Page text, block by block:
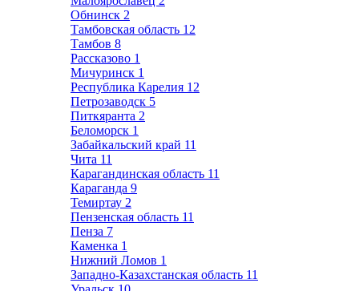
Обнинск 2
Тамбовская область 12
Тамбов 8
Рассказово 1
Мичуринск 1
Республика Карелия 12
Петрозаводск 5
Питкяранта 2
Беломорск 1
Забайкальский край 11
Чита 11
Карагандинская область 11
Караганда 9
Темиртау 2
Пензенская область 11
Пенза 7
Каменка 1
Нижний Ломов 1
Западно-Казахстанская область 11